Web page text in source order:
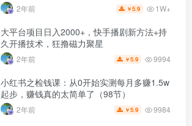
2年前 ￥5.9 1W+
大平台项目日入2000+，快手播剧新方法+持
久开播技术，狂撸磁力聚星
2年前 ￥5.9 9994
小红书之检钱课：从0开始实测每月多赚1.5w
起步，赚钱真的太简单了（98节）
2年前 ￥5.9 9984